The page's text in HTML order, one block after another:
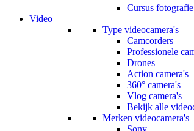
Cursus
Video
Type videocamera's
Camcorders
Professionele
Drones
Action camera's
360° camera's
Vlog camera's
Bekijk alle
Merken videocamera's
Sony